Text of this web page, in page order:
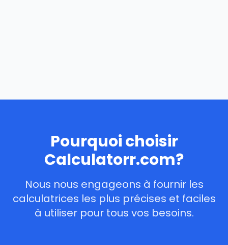
Pourquoi choisir
Calculatorr.com?
Nous nous engageons à fournir les
calculatrices les plus précises et faciles
à utiliser pour tous vos besoins.